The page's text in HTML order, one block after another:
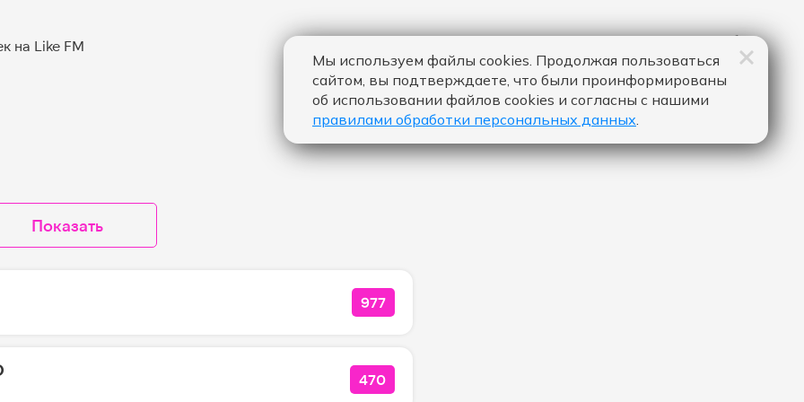
Показать
КОЛИЧЕСТВО ЛАЙКОВ ЗА "ШАДЭ - BY ИНДИЯ & XCHO &
977
КОЛИЧЕСТВО ЛАЙКОВ ЗА "РАШН РАШН ХУЛИГАНО - DREAMS
470
Мы используем файлы cookies. Продолжая пользоваться
сайтом, вы подтверждаете, что были проинформированы
об использовании файлов cookies и согласны с нашими
правилами обработки персональных данных.